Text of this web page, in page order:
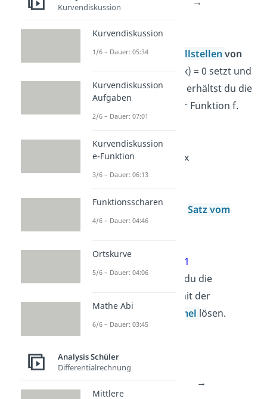
Bestimme die Nullstellenvon
, indem du f'(x) = 0 setzt und
nach x auflöst. So erhältst du die
Extremstellen
der Funktion f.
0 = 6x
-6x | x
ausklammern
0 = x⋅(6x-6) |Satz vom
Nullprodukt
→x
= 1
Alternativ kannst du die
Gleichung auch mit der
Mitternachtsformel lösen.
→
Kurvendiskussion
Kurvendiskussion
1/6 – Dauer: 05:34
Kurvendiskussion
Aufgaben
2/6 – Dauer: 07:01
Kurvendiskussion
e-Funktion
3/6 – Dauer: 06:13
Funktionsscharen
4/6 – Dauer: 04:46
Ortskurve
5/6 – Dauer: 04:06
Mathe Abi
6/6 – Dauer: 03:45
Analysis Schüler
Differentialrechnung
Mittlere